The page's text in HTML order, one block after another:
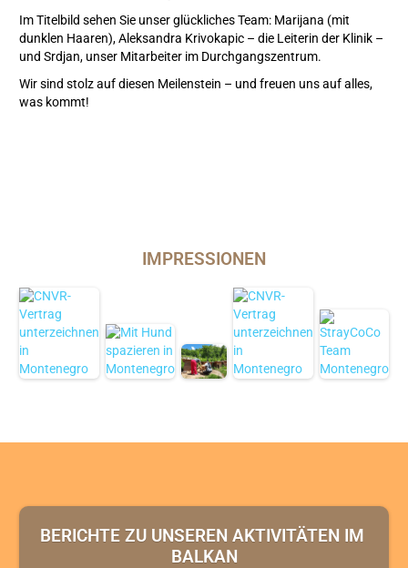
Im Titelbild sehen Sie unser glückliches Team: Marijana (mit
dunklen Haaren), Aleksandra Krivokapic – die Leiterin der Klinik –
und Srdjan, unser Mitarbeiter im Durchgangszentrum.
Wir sind stolz auf diesen Meilenstein – und freuen uns auf alles,
was kommt!
IMPRESSIONEN
BERICHTE ZU UNSEREN AKTIVITÄTEN IM
BALKAN